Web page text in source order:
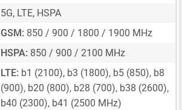
5G, LTE, HSPA
GSM: 850 / 900 / 1800 / 1900 MHz
HSPA: 850 / 900 / 2100 MHz
LTE: b1 (2100), b3 (1800), b5 (850), b8
(900), b20 (800), b28 (700), b38 (2600),
b40 (2300), b41 (2500 MHz)